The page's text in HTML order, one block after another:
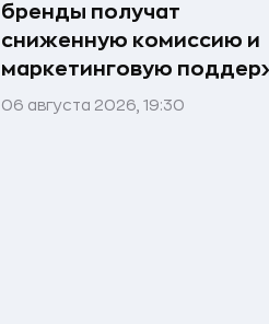
бренды получат
сниженную комиссию и
маркетинговую
06 августа 2026, 19:30